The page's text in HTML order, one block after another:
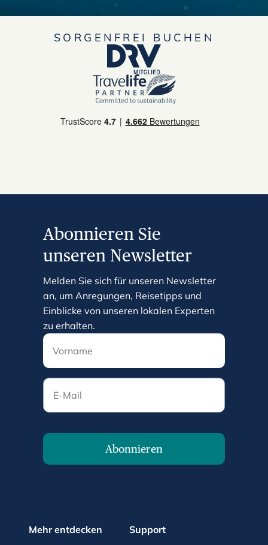
SORGENFREI BUCHEN
Abonnieren Sie
unseren Newsletter
Melden Sie sich für unseren Newsletter
an, um Anregungen, Reisetipps und
Einblicke von unseren lokalen Experten
zu erhalten.
E-Mail
Abonnieren
Mehr entdecken Support